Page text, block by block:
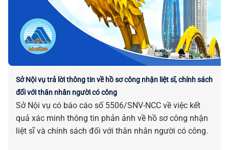
Sở Nội vụ trả lời thông tin về hồ sơ công nhận liệt sĩ, chính sách
đối với thân nhân người có công
Sở Nội vụ có báo cáo số 5506/SNV-NCC về việc kết
quả xác minh thông tin phản ảnh về hồ sơ công nhận
liệt sĩ và chính sách đối với thân nhân người có công.